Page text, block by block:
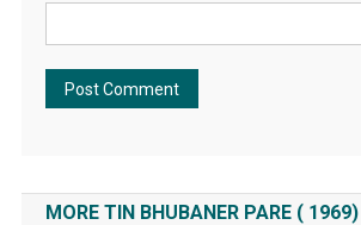
MORE TIN BHUBANER PARE (